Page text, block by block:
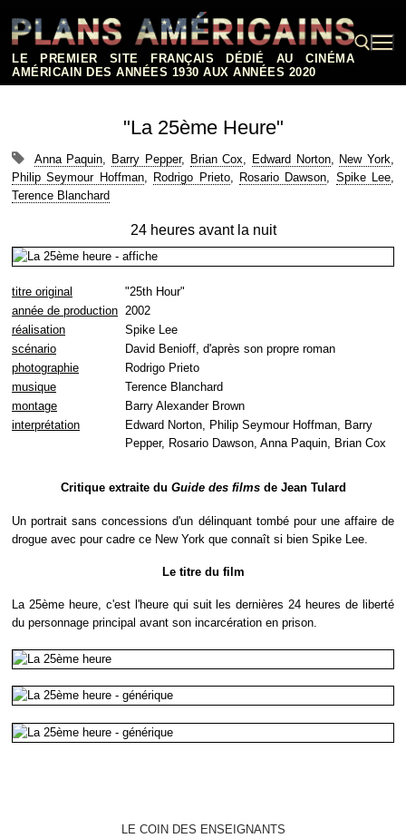
contenu
LE PREMIER SITE FRANÇAIS DÉDIÉ AU CINÉMA
AMÉRICAIN DES ANNÉES 1930 AUX ANNÉES 2020
"La 25ème Heure"
Anna Paquin, Barry Pepper, Brian Cox, Edward Norton, New York,
Philip Seymour Hoffman, Rodrigo Prieto, Rosario Dawson, Spike Lee,
Terence Blanchard
24 heures avant la nuit
titre original
"25th Hour"
année de production 2002
réalisation
Spike Lee
scénario
David Benioff, d'après son propre roman
photographie
Rodrigo Prieto
musique
Terence Blanchard
montage
Barry Alexander Brown
interprétation
Edward Norton, Philip Seymour Hoffman, Barry
Pepper, Rosario Dawson, Anna Paquin, Brian Cox
Critique extraite du Guide des filmsde Jean Tulard
Un portrait sans concessions d'un délinquant tombé pour une affaire de
drogue avec pour cadre ce New York que connaît si bien Spike Lee.
Le titre du film
La 25ème heure, c'est l'heure qui suit les dernières 24 heures de liberté
du personnage principal avant son incarcération en prison.
LE COIN DES ENSEIGNANTS